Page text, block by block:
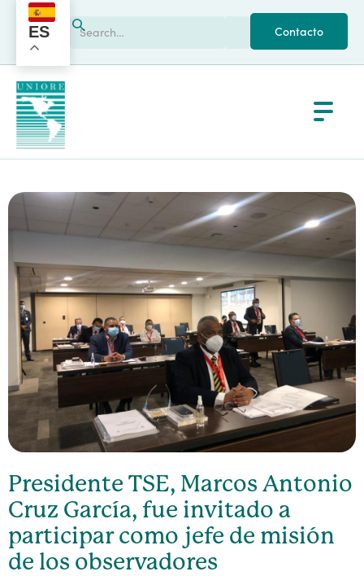
ES Contacto
Presidente TSE, Marcos Antonio
Cruz García, fue invitado a
participar como jefe de misión
de los observadores